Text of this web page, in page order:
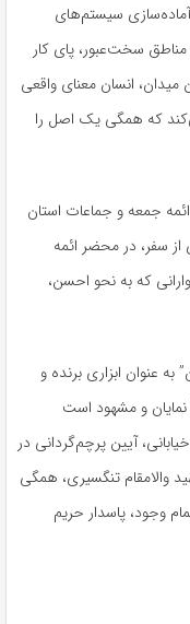
سیستم‌های
سخت‌عبور، پای کار
میدان، انسان معنای واقعی
که همگی یک اصل را
جمعه و جماعات استان
سفر، در محضر ائمه
که به نحو احسن،
عنوان ابزاری برنده و
و مشهود است
آیین پرچم‌گردانی در
والامقام تنگسیری، همگی
وجود، پاسدار حریم